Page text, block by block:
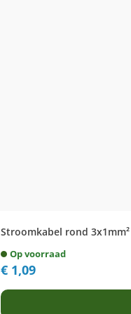
Stroomkabel rond
Op voorraad
€ 1,09